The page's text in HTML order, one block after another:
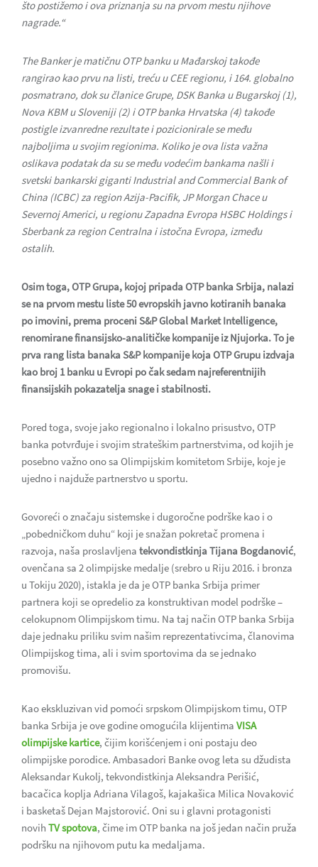
što postižemo i ova priznanja su na prvom mestu njihove
nagrade.“
The Banker je matičnu OTP banku u Mađarskoj takođe
rangirao kao prvu na listi, treću u CEE regionu, i 164. globalno
posmatrano, dok su članice Grupe, DSK Banka u Bugarskoj (1),
Nova KBM u Sloveniji (2) i OTP banka Hrvatska (4) takođe
postigle izvanredne rezultate i pozicionirale se među
najboljima u svojim regionima. Koliko je ova lista važna
oslikava podatak da su se među vodećim bankama našli i
svetski bankarski giganti Industrial and Commercial Bank of
China (ICBC) za region Azija-Pacifik, JP Morgan Chace u
Severnoj Americi, u regionu Zapadna Evropa HSBC Holdings i
Sberbank za region Centralna i istočna Evropa, između
ostalih.
Osim toga, OTP Grupa, kojoj pripada OTP banka Srbija, nalazi
se na prvom mestu liste 50 evropskih javno kotiranih banaka
po imovini, prema proceni S&P Global Market Intelligence,
renomirane finansijsko-analitičke kompanije iz Njujorka. To je
prva rang lista banaka S&P kompanije koja OTP Grupu izdvaja
kao broj 1 banku u Evropi po čak sedam najreferentnijih
finansijskih pokazatelja snage i stabilnosti.
Pored toga, svoje jako regionalno i lokalno prisustvo, OTP
banka potvrđuje i svojim strateškim partnerstvima, od kojih je
posebno važno ono sa Olimpijskim komitetom Srbije, koje je
ujedno i najduže partnerstvo u sportu.
Govoreći o značaju sistemske i dugoročne podrške kao i o
„pobedničkom duhu“ koji je snažan pokretač promena i
razvoja, naša proslavljena tekvondistkinja Tijana Bogdanović,
ovenčana sa 2 olimpijske medalje (srebro u Riju 2016. i bronza
u Tokiju 2020), istakla je da je OTP banka Srbija primer
partnera koji se opredelio za konstruktivan model podrške –
celokupnom Olimpijskom timu. Na taj način OTP banka Srbija
daje jednaku priliku svim našim reprezentativcima, članovima
Olimpijskog tima, ali i svim sportovima da se jednako
promovišu.
Kao ekskluzivan vid pomoći srpskom Olimpijskom timu, OTP
banka Srbija je ove godine omogućila klijentima VISA
olimpijske kartice, čijim korišćenjem i oni postaju deo
olimpijske porodice. Ambasadori Banke ovog leta su džudista
Aleksandar Kukolj, tekvondistkinja Aleksandra Perišić,
bacačica koplja Adriana Vilagoš, kajakašica Milica Novaković
i basketaš Dejan Majstorović. Oni su i glavni protagonisti
novih TV spotova, čime im OTP banka na još jedan način pruža
podršku na njihovom putu ka medaljama.